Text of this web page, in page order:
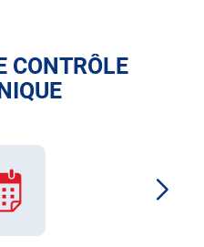
CONTRÔLE